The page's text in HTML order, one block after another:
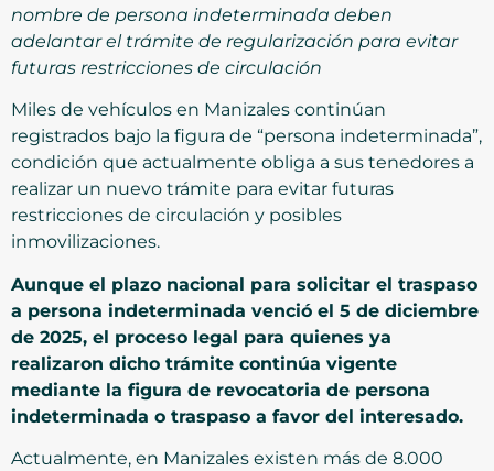
nombre de persona indeterminada deben
adelantar el trámite de regularización para evitar
futuras restricciones de circulación
Miles de vehículos en Manizales continúan
registrados bajo la figura de “persona indeterminada”,
condición que actualmente obliga a sus tenedores a
realizar un nuevo trámite para evitar futuras
restricciones de circulación y posibles
inmovilizaciones.
Aunque el plazo nacional para solicitar el traspaso
a persona indeterminada venció el 5 de diciembre
de 2025, el proceso legal para quienes ya
realizaron dicho trámite continúa vigente
mediante la figura de revocatoria de persona
indeterminada o traspaso a favor del interesado.
Actualmente, en Manizales existen más de 8.000